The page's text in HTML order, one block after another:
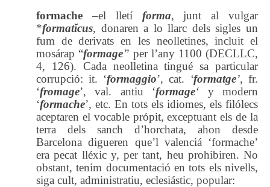
formache –el lletí forma, junt al vulgar
*formatĭcus, donaren a lo llarc dels sigles un
fum de derivats en les neolletines, incluit el
mosárap “formage” per l’any 1100 (DECLLC,
4, 126). Cada neolletina tingué sa particular
corrupció: it. ‘formaggio’, cat. ‘formatge’, fr.
‘fromage’, val. antiu ‘formage‘ y modern
‘formache’, etc. En tots els idiomes, els filólecs
aceptaren el vocable própit, exceptuant els de la
terra dels sanch d’horchata, ahon desde
Barcelona digueren que’l valenciá ‘formache’
era pecat lléxic y, per tant, heu prohibiren. No
obstant, tenim documentació en tots els nivells,
siga cult, administratiu, eclesiástic, popular: